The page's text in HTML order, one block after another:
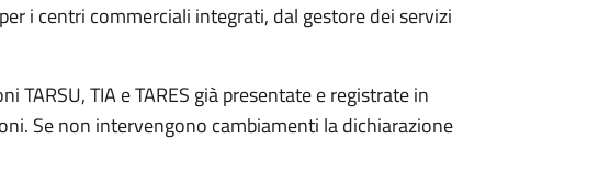
i centri commerciali integrati, dal gestore dei servizi
TARSU, TIA e TARES già presentate e registrate in
Se non intervengono cambiamenti la dichiarazione